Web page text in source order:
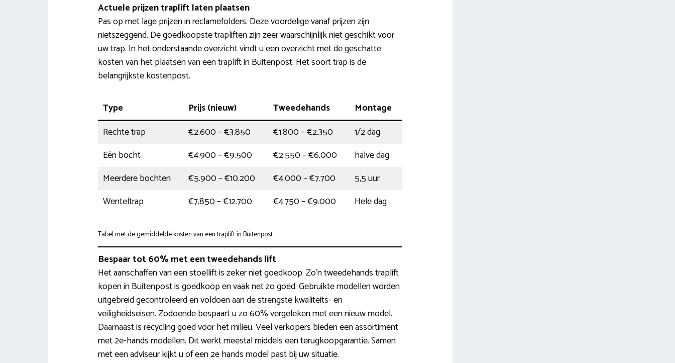
Actuele prijzen traplift laten plaatsen
Pas op met lage prijzen in reclamefolders. Deze voordelige vanaf prijzen zijn
nietszeggend. De goedkoopste trapliften zijn zeer waarschijnlijk niet geschikt voor
uw trap. In het onderstaande overzicht vindt u een overzicht met de geschatte
kosten van het plaatsen van een traplift in Buitenpost. Het soort trap is de
belangrijkste kostenpost.
Type Prijs (nieuw) Tweedehands
Montage
Rechte trap
€2.600 – €3.850 €1.800 – €2.350
1/2 dag
Eén bocht
€4.900 – €9.500 €2.550 – €6.000
halve dag
Meerdere bochten
€5.900 – €10.200 €4.000 – €7.700
5,5 uur
Wenteltrap
€7.850 – €12.700 €4.750 – €9.000 Hele dag
Tabel met de gemiddelde kosten van een traplift in Buitenpost.
Bespaar tot 60% met een tweedehands lift
Het aanschaffen van een stoellift is zeker niet goedkoop. Zo’n tweedehands traplift
kopen in Buitenpost is goedkoop en vaak net zo goed. Gebruikte modellen worden
uitgebreid gecontroleerd en voldoen aan de strengste kwaliteits- en
veiligheidseisen. Zodoende bespaart u zo 60% vergeleken met een nieuw model.
Daarnaast is recycling goed voor het milieu. Veel verkopers bieden een assortiment
met 2e-hands modellen. Dit werkt meestal middels een terugkoopgarantie. Samen
met een adviseur kijkt u of een 2e hands model past bij uw situatie.